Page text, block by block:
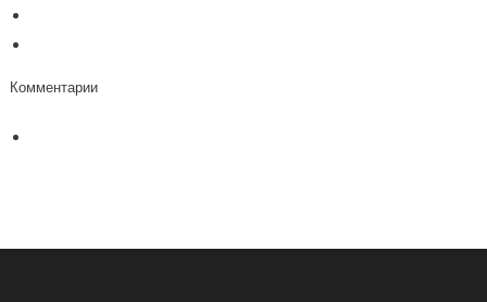
Комментарии